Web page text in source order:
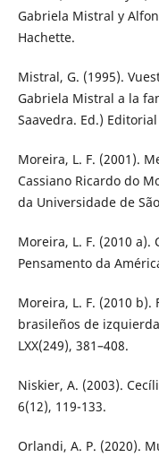
Gabriela Mistral y
Hachette.
Mistral, G. (1995).
Gabriela Mistral a la
Saavedra. Ed.)
Moreira, L. F. (2001).
Cassiano Ricardo do
da Universidade de
Moreira, L. F. (2010
Pensamento da
Moreira, L. F. (2010
brasileños de
LXX(249), 381–408.
Niskier, A. (2003).
6(12), 119-133.
Orlandi, A. P. (2020).